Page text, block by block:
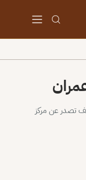
تصدر عن مركز